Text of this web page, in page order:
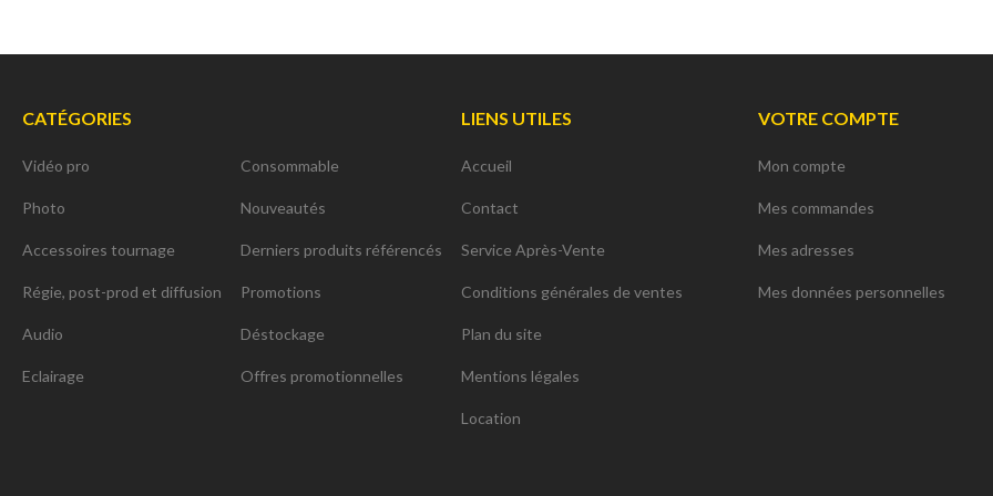
CATÉGORIES
Vidéo pro
Photo
Accessoires tournage
Régie, post-prod et diffusion
Audio
Eclairage
Consommable
Nouveautés
Derniers produits référencés
Promotions
Déstockage
Offres promotionnelles
LIENS UTILES
Accueil
Contact
Service Après-Vente
Conditions générales de ventes
Plan du site
Mentions légales
Location
VOTRE COMPTE
Mon compte
Mes commandes
Mes adresses
Mes données personnelles